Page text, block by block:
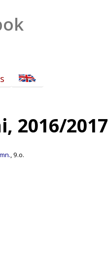
2016/2017
, 9.o.